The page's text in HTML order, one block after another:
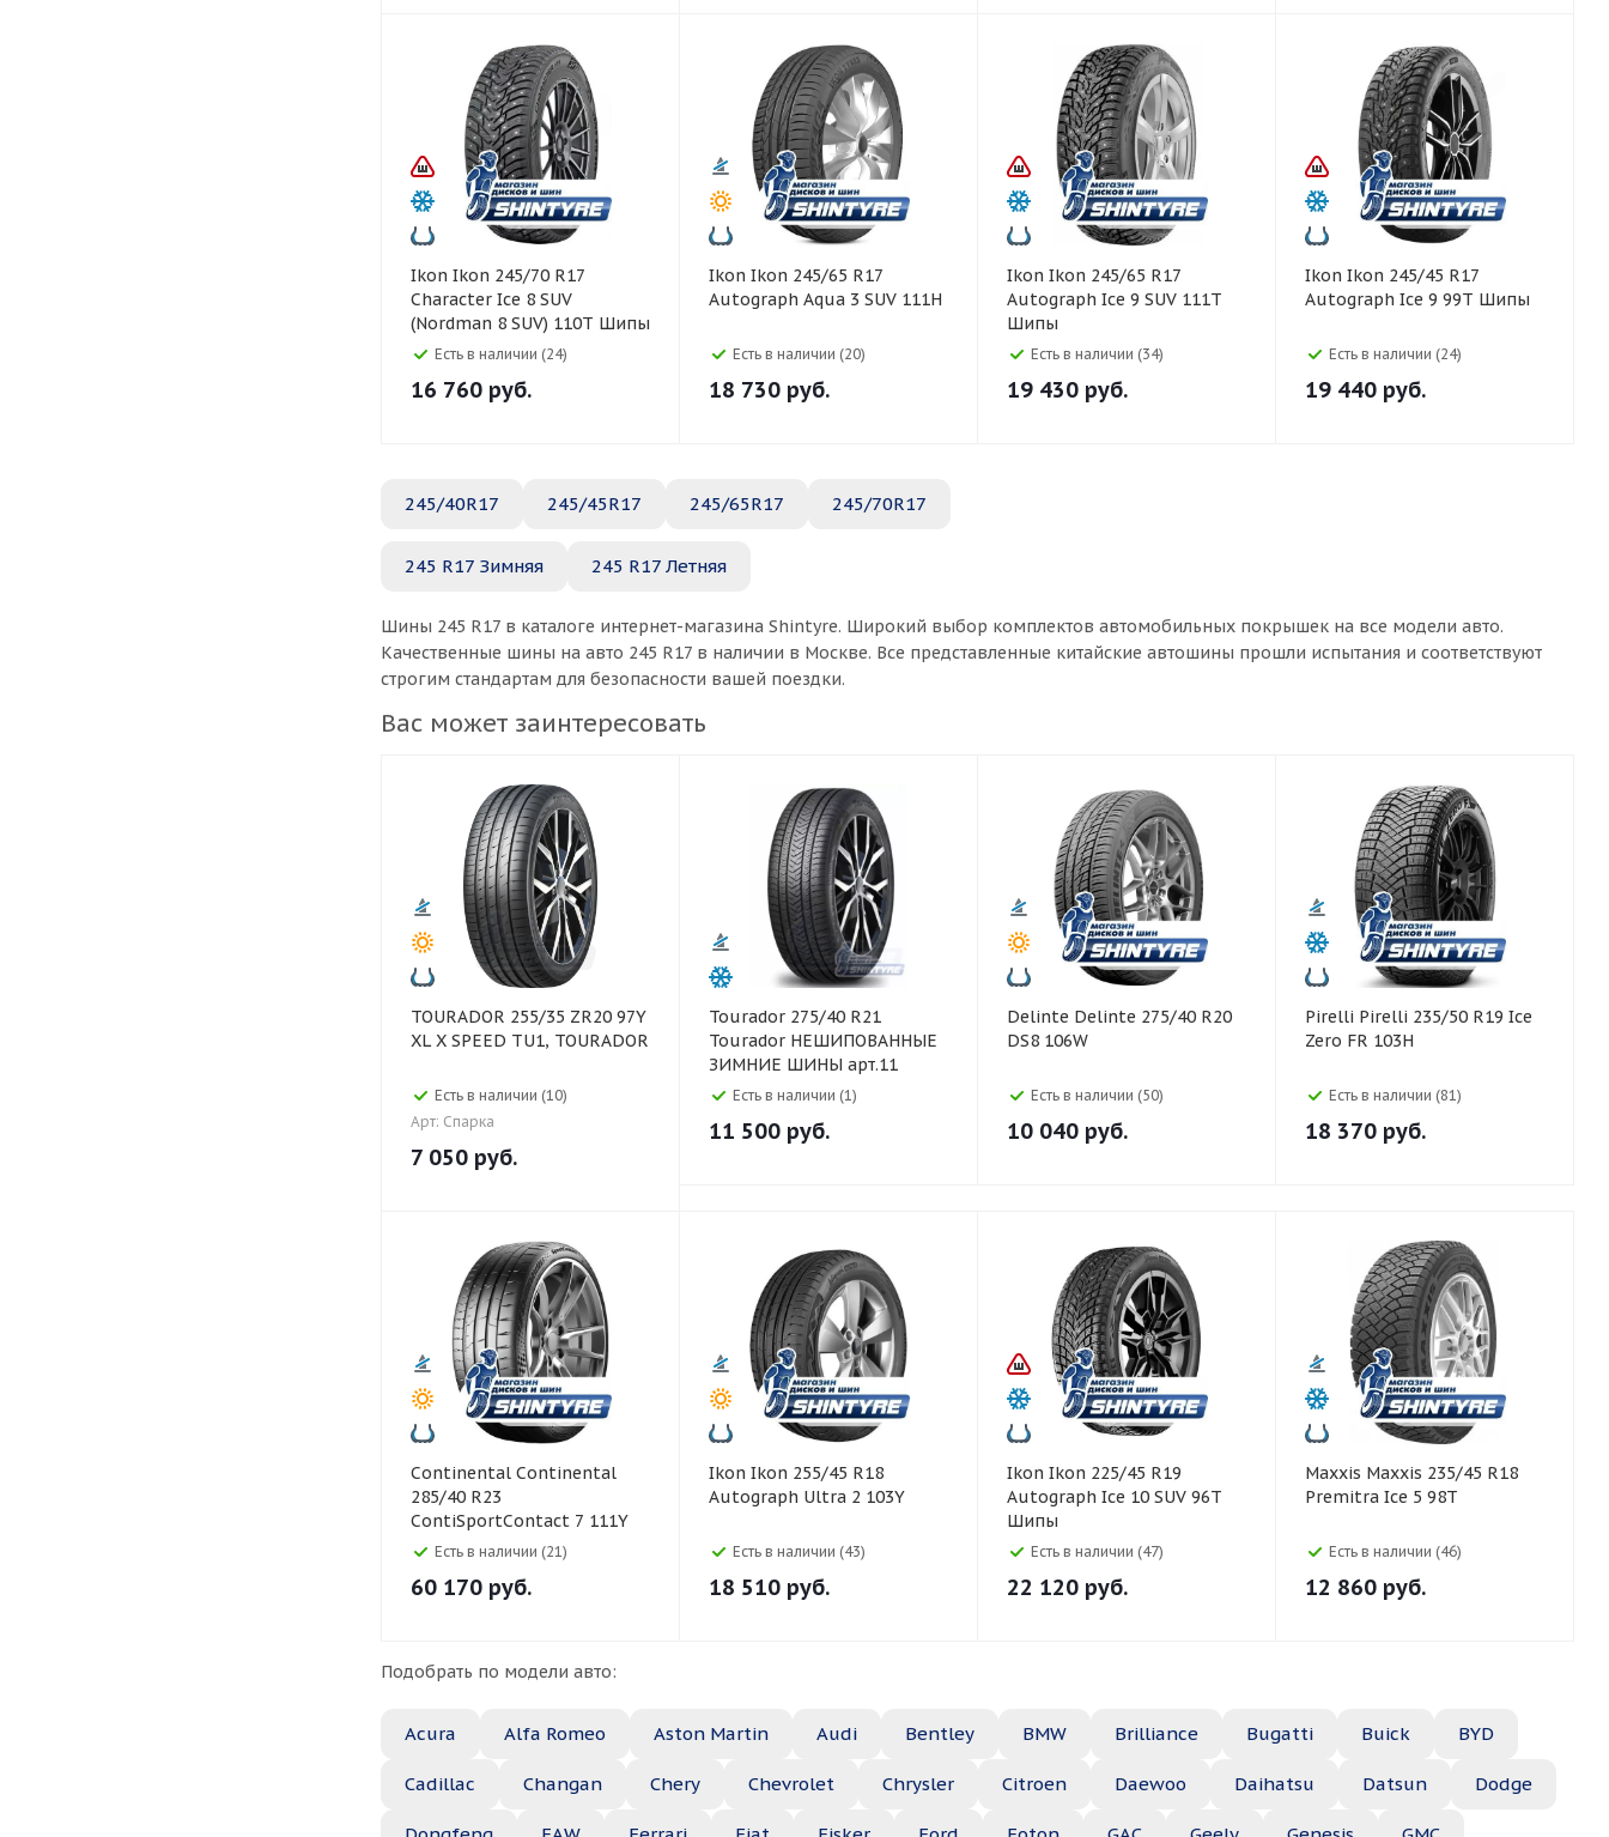
Ikon Ikon 245/70 R17
Character Ice 8 SUV
(Nordman 8 SUV) 110T Шипы
Есть в наличии (24)
16 760 руб.
Ikon Ikon 245/65 R17
Autograph Aqua 3 SUV 111H
Есть в наличии (20)
18 730 руб.
Ikon Ikon 245/65 R17
Autograph Ice 9 SUV 111T
Шипы
Есть в наличии (34)
19 430 руб.
Ikon Ikon 245/45 R17
Autograph Ice 9 99T Шипы
Есть в наличии (24)
19 440 руб.
245/40R17 245/45R17 245/65R17 245/70R17
245 R17 Зимняя 245 R17 Летняя
Шины 245 R17 в каталоге интернет-магазина Shintyre. Широкий выбор комплектов автомобильных покрышек на все модели авто.
Качественные шины на авто 245 R17 в наличии в Москве. Все представленные китайские автошины прошли испытания и соответствуют
строгим стандартам для безопасности вашей поездки.
Вас может заинтересовать
TOURADOR 255/35 ZR20 97Y
XL X SPEED TU1, TOURADOR
Есть в наличии (10)
Арт: Спарка
7 050 руб.
Tourador 275/40 R21
Tourador НЕШИПОВАННЫЕ
ЗИМНИЕ ШИНЫ арт.11
Есть в наличии (1)
11 500 руб.
Delinte Delinte 275/40 R20
DS8 106W
Есть в наличии (50)
10 040 руб.
Pirelli Pirelli 235/50 R19 Ice
Zero FR 103H
Есть в наличии (81)
18 370 руб.
Continental Continental
285/40 R23
ContiSportContact 7 111Y
Есть в наличии (21)
60 170 руб.
Ikon Ikon 255/45 R18
Autograph Ultra 2 103Y
Есть в наличии (43)
18 510 руб.
Ikon Ikon 225/45 R19
Autograph Ice 10 SUV 96T
Шипы
Есть в наличии (47)
22 120 руб.
Maxxis Maxxis 235/45 R18
Premitra Ice 5 98T
Есть в наличии (46)
12 860 руб.
Подобрать по модели авто:
Acura Alfa Romeo Aston Martin Audi Bentley BMW Brilliance Bugatti Buick BYD
Cadillac Changan Chery Chevrolet Chrysler Citroen Daewoo Daihatsu Datsun Dodge